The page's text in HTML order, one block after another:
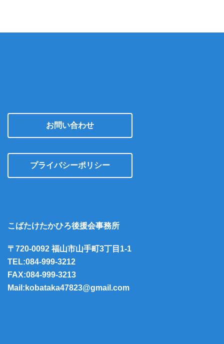
お問い合わせ
プライバシーポリシー
こばたけたかひろ後援会事務所
〒720-0092 福山市山手町3丁目1-1
TEL:084-999-3212
FAX:084-999-3213
Mail:kobataka47823@gmail.com